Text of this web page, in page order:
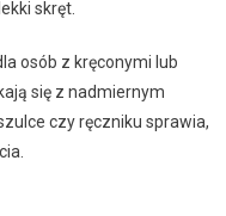
skręt.
osób z kręconymi lub
się z nadmiernym
czy ręczniku sprawia,